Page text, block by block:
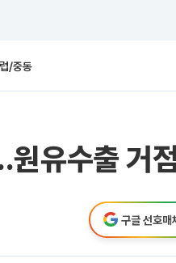
/중동
유수출 거
구글 선호매